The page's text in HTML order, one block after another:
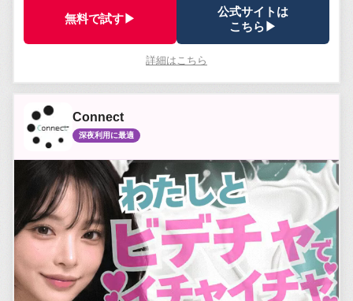
無料で試す▶
公式サイトは
こちら▶
詳細はこちら
Connect
深夜利用に最適